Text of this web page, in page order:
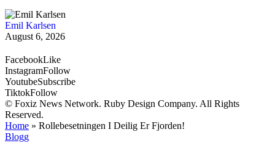
Emil Karlsen
August 6, 2026
FacebookLike
InstagramFollow
YoutubeSubscribe
TiktokFollow
© Foxiz News Network. Ruby Design Company. All Rights
Reserved.
Home » Rollebesetningen I Deilig Er Fjorden!
Blogg